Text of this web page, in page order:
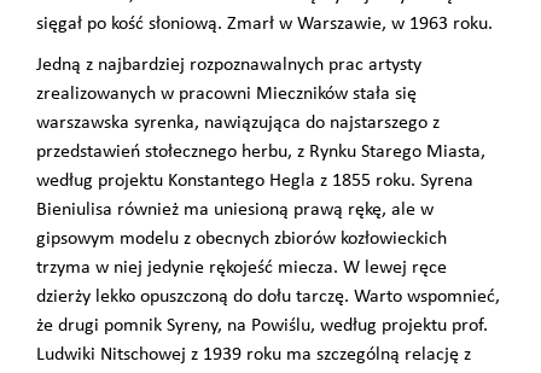
sięgał po kość słoniową. Zmarł w Warszawie, w 1963 roku.
Jedną z najbardziej rozpoznawalnych prac artysty
zrealizowanych w pracowni Mieczników stała się
warszawska syrenka, nawiązująca do najstarszego z
przedstawień stołecznego herbu, z Rynku Starego Miasta,
według projektu Konstantego Hegla z 1855 roku. Syrena
Bieniulisa również ma uniesioną prawą rękę, ale w
gipsowym modelu z obecnych zbiorów kozłowieckich
trzyma w niej jedynie rękojeść miecza. W lewej ręce
dzierży lekko opuszczoną do dołu tarczę. Warto wspomnieć,
że drugi pomnik Syreny, na Powiślu, według projektu prof.
Ludwiki Nitschowej z 1939 roku ma szczególną relację z